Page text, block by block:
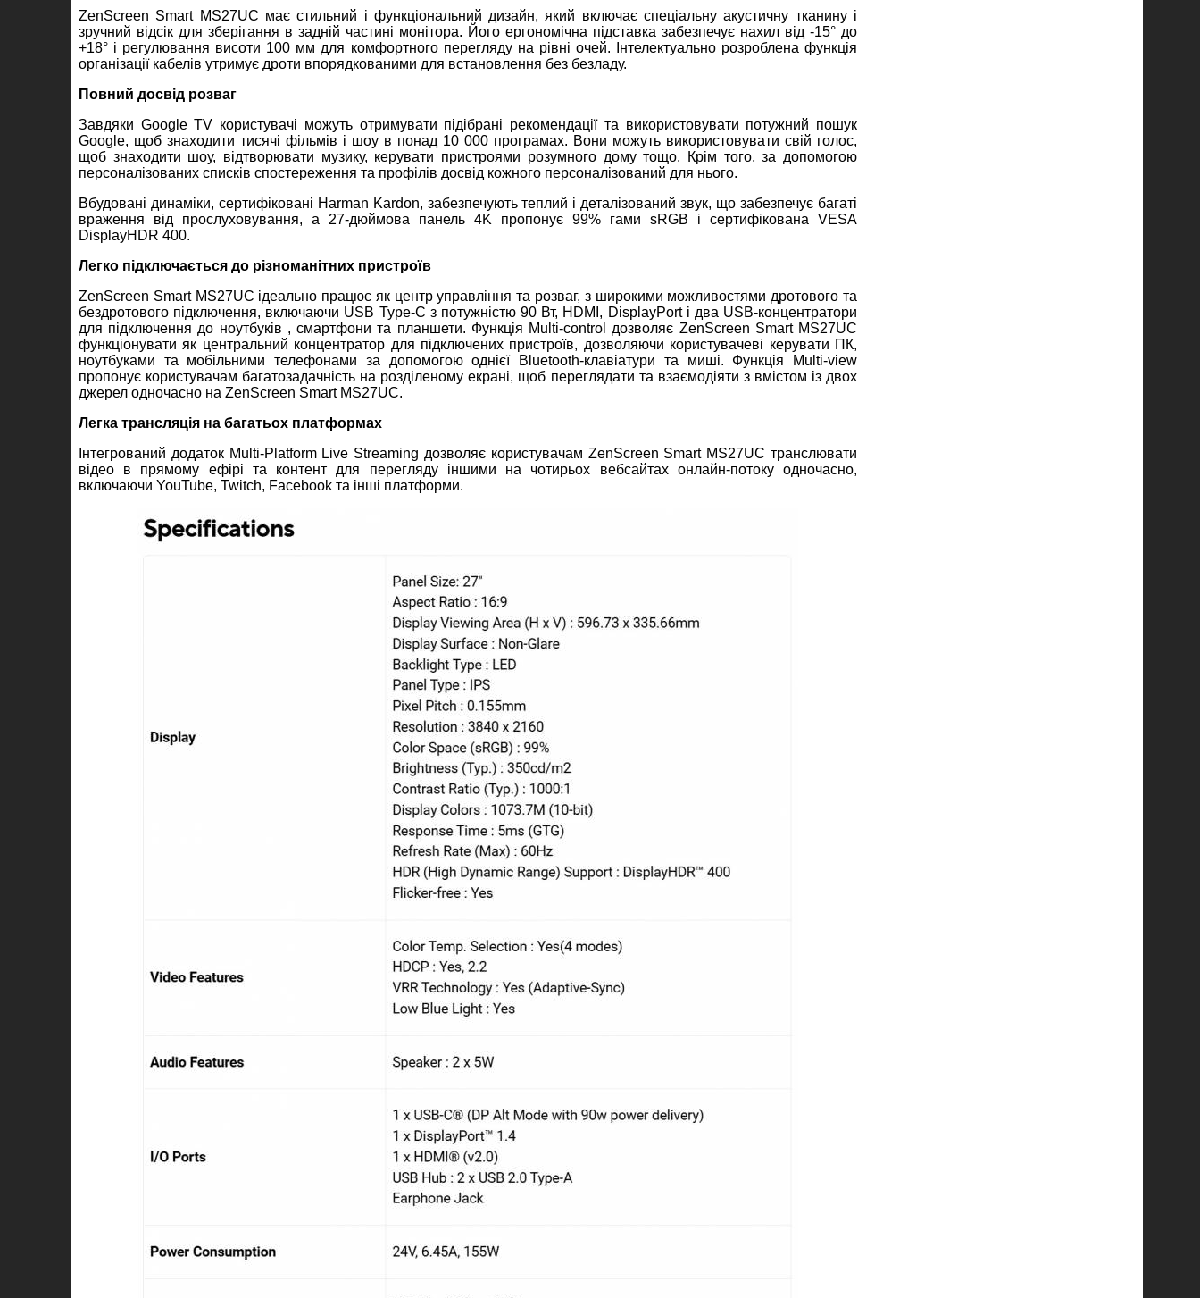
ZenScreen Smart MS27UC має стильний і функціональний дизайн, який включає спеціальну акустичну тканину і
зручний відсік для зберігання в задній частині монітора. Його ергономічна підставка забезпечує нахил від -15° до
+18° і регулювання висоти 100 мм для комфортного перегляду на рівні очей. Інтелектуально розроблена функція
організації кабелів утримує дроти впорядкованими для встановлення без безладу.
Повний досвід розваг
Завдяки Google TV користувачі можуть отримувати підібрані рекомендації та використовувати потужний пошук
Google, щоб знаходити тисячі фільмів і шоу в понад 10 000 програмах. Вони можуть використовувати свій голос,
щоб знаходити шоу, відтворювати музику, керувати пристроями розумного дому тощо. Крім того, за допомогою
персоналізованих списків спостереження та профілів досвід кожного персоналізований для нього.
Вбудовані динаміки, сертифіковані Harman Kardon, забезпечують теплий і деталізований звук, що забезпечує багаті
враження від прослуховування, а 27-дюймова панель 4K пропонує 99% гами sRGB і сертифікована VESA
DisplayHDR 400.
Легко підключається до різноманітних пристроїв
ZenScreen Smart MS27UC ідеально працює як центр управління та розваг, з широкими можливостями дротового та
бездротового підключення, включаючи USB Type-C з потужністю 90 Вт, HDMI, DisplayPort і два USB-концентратори
для підключення до ноутбуків , смартфони та планшети. Функція Multi-control дозволяє ZenScreen Smart MS27UC
функціонувати як центральний концентратор для підключених пристроїв, дозволяючи користувачеві керувати ПК,
ноутбуками та мобільними телефонами за допомогою однієї Bluetooth-клавіатури та миші. Функція Multi-view
пропонує користувачам багатозадачність на розділеному екрані, щоб переглядати та взаємодіяти з вмістом із двох
джерел одночасно на ZenScreen Smart MS27UC.
Легка трансляція на багатьох платформах
Інтегрований додаток Multi-Platform Live Streaming дозволяє користувачам ZenScreen Smart MS27UC транслювати
відео в прямому ефірі та контент для перегляду іншими на чотирьох вебсайтах онлайн-потоку одночасно,
включаючи YouTube, Twitch, Facebook та інші платформи.